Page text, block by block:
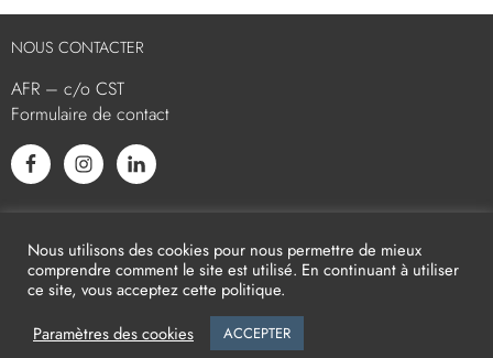
NOUS CONTACTER
AFR – c/o CST
Formulaire de contact
Nous utilisons des cookies pour nous permettre de mieux
comprendre comment le site est utilisé. En continuant à utiliser
ce site, vous acceptez cette politique.
Paramètres des cookies
ACCEPTER